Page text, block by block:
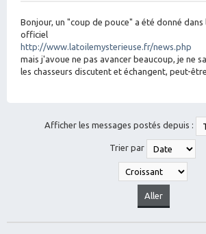
g
e
Bonjour, un "coup de pouce" a été donné dans
officiel
http://www.latoilemysterieuse.fr/news.php
mais j'avoue ne pas avancer beaucoup, je ne
les chasseurs discutent et échangent, peut-
Afficher les messages postés depuis :
Trier par